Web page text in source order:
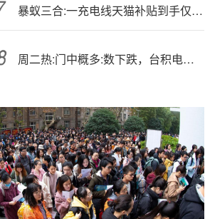
暴蚁三合:一充电线天猫补贴到手仅3.!01元
周二热:门中概多:数下跌，台积电涨3.70%，百度跌8.09%